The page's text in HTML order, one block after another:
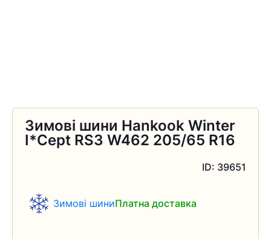
Зимові шини Hankook Winter
I*Cept RS3 W462 205/65 R16
ID: 39651
Зимові шиниПлатна доставка